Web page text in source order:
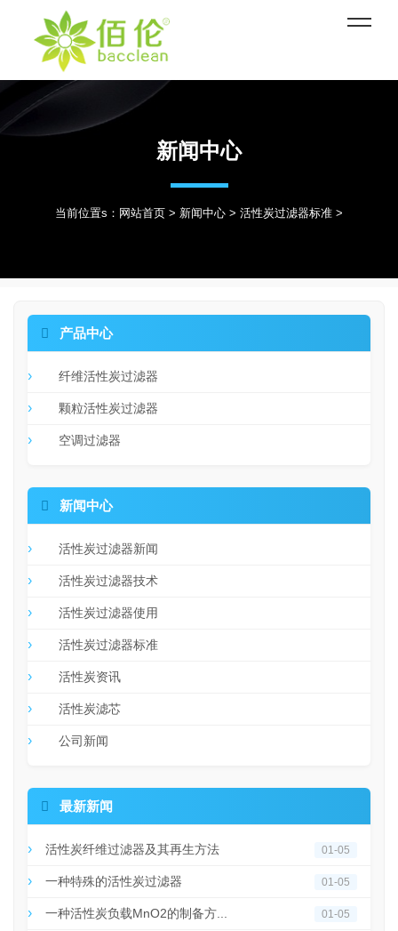
新闻中心
当前位置s： 网站首页 > 新闻中心 > 活性炭过滤器标准 >
 产品中心
纤维活性炭过滤器
颗粒活性炭过滤器
空调过滤器
 新闻中心
活性炭过滤器新闻
活性炭过滤器技术
活性炭过滤器使用
活性炭过滤器标准
活性炭资讯
活性炭滤芯
公司新闻
 最新新闻
活性炭纤维过滤器及其再生方法 01-05
一种特殊的活性炭过滤器 01-05
一种活性炭负载MnO2的制备方... 01-05